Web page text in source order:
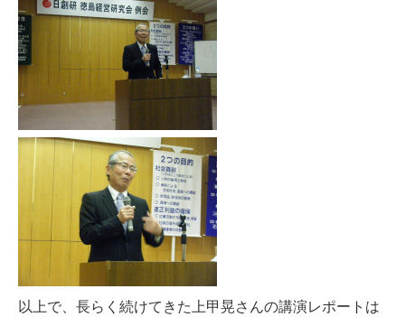
以上で、長らく続けてきた上甲晃さんの講演レポートは